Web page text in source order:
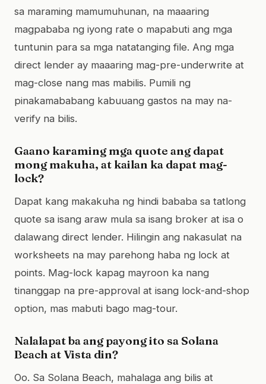
sa maraming mamumuhunan, na maaaring
magpababa ng iyong rate o mapabuti ang mga
tuntunin para sa mga natatanging file. Ang mga
direct lender ay maaaring mag-pre-underwrite at
mag-close nang mas mabilis. Pumili ng
pinakamababang kabuuang gastos na may na-
verify na bilis.
Gaano karaming mga quote ang dapat
mong makuha, at kailan ka dapat mag-
lock?
Dapat kang makakuha ng hindi bababa sa tatlong
quote sa isang araw mula sa isang broker at isa o
dalawang direct lender. Hilingin ang nakasulat na
worksheets na may parehong haba ng lock at
points. Mag-lock kapag mayroon ka nang
tinanggap na pre-approval at isang lock-and-shop
option, mas mabuti bago mag-tour.
Nalalapat ba ang payong ito sa Solana
Beach at Vista din?
Oo. Sa Solana Beach, mahalaga ang bilis at